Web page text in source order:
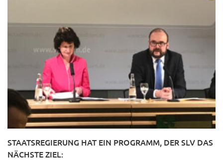
STAATSREGIERUNG HAT EIN PROGRAMM, DER SLV DAS
NÄCHSTE ZIEL: